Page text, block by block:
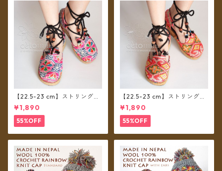
【22.5-23 cm】ストリングシ
ューズ モン族布 B
¥1,890
55%OFF
【22.5-23 cm】ストリングシ
ューズ モン族布 A
¥1,890
55%OFF